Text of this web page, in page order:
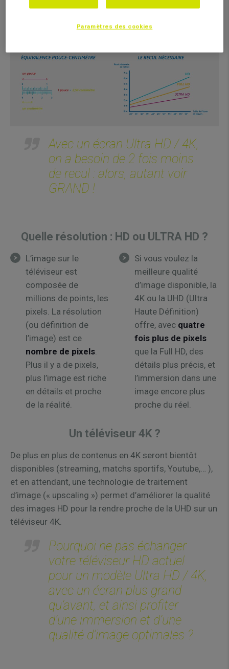
télévision en étant
seulement de 1,8
Avec un écran Ultra HD / 4K,
on a besoin de 2 fois moins
de recul : alors, autant voir
GRAND !
Quelle résolution : HD ou ULTRA HD ?
L’image sur le
téléviseur est
composée de
millions de points, les
pixels. La résolution
(ou définition de
l’image) est ce
nombre de pixels.
Plus il y a de pixels,
plus l’image est riche
en détails et proche
de la réalité.
Si vous voulez la
meilleure qualité
d’image disponible, la
4K ou la UHD (Ultra
Haute Définition)
offre, avec quatre
fois plus de pixels
que la Full HD, des
détails plus précis, et
l’immersion dans une
image encore plus
proche du réel.
Un téléviseur 4K ?
De plus en plus de contenus en 4K seront bientôt
disponibles (streaming, matchs sportifs, Youtube,… ),
et en attendant, une technologie de traitement
d’image (« upscaling ») permet d’améliorer la qualité
des images HD pour la rendre proche de la UHD sur un
téléviseur 4K.
Pourquoi ne pas échanger
votre téléviseur HD actuel
pour un modèle Ultra HD / 4K,
avec un écran plus grand
qu’avant, et ainsi profiter
d’une immersion et d’une
qualité d’image optimales ?
Paramètres des cookies